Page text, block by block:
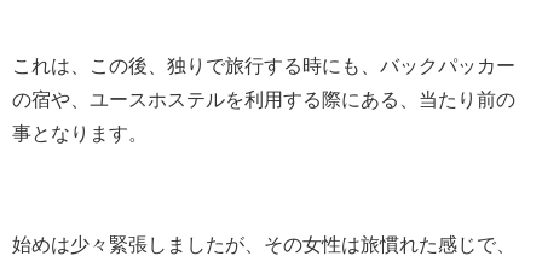
これは、この後、独りで旅行する時にも、バックパッカー
の宿や、ユースホステルを利用する際にある、当たり前の
事となります。
始めは少々緊張しましたが、その女性は旅慣れた感じで、